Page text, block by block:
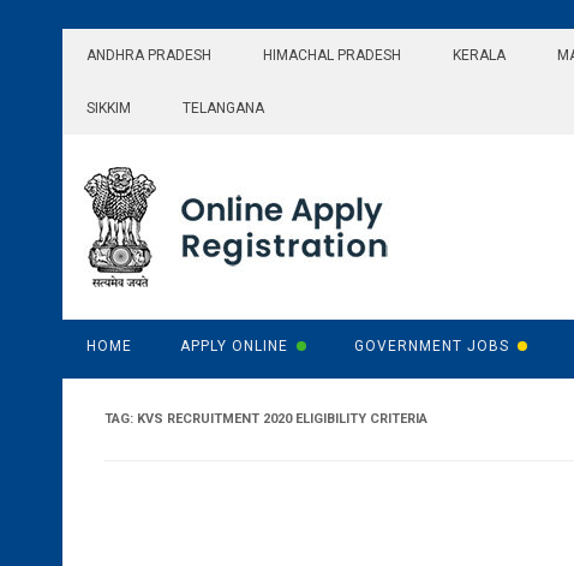
ANDHRA PRADESH HIMACHAL PRADESH KERALA
SIKKIM TELANGANA
HOME APPLY ONLINE GOVERNMENT JOBS
TAG: KVS RECRUITMENT 2020 ELIGIBILITY CRITERIA